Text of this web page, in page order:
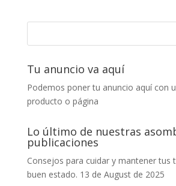
Tu anuncio va aquí
Podemos poner tu anuncio aquí con
producto o página
Lo último de nuestras
publicaciones
Consejos para cuidar y mantener tus
buen estado. 13 de August de 2025